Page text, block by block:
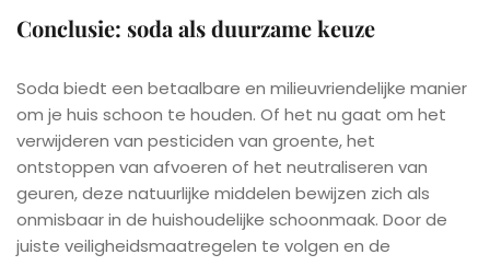
Conclusie: soda als duurzame keuze
Soda biedt een betaalbare en milieuvriendelijke manier
om je huis schoon te houden. Of het nu gaat om het
verwijderen van pesticiden van groente, het
ontstoppen van afvoeren of het neutraliseren van
geuren, deze natuurlijke middelen bewijzen zich als
onmisbaar in de huishoudelijke schoonmaak. Door de
juiste veiligheidsmaatregelen te volgen en de